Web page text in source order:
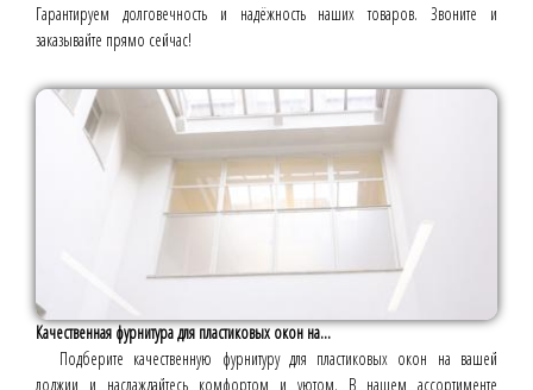
Гарантируем долговечность и надёжность наших товаров. Звоните и
заказывайте прямо сейчас!
Качественная фурнитура для пластиковых окон на...
Подберите качественную фурнитуру для пластиковых окон на вашей
лоджии и наслаждайтесь комфортом и уютом. В нашем ассортименте